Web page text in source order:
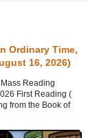
Ordinary Time,
16, 2026)
Reading
First Reading (
from the Book of